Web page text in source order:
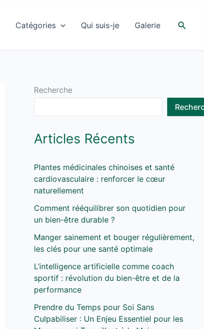
Catégories Qui suis-je Galerie
Recherche
Articles Récents
Plantes médicinales chinoises et santé
cardiovasculaire : renforcer le cœur
naturellement
Comment rééquilibrer son quotidien pour
un bien-être durable ?
Manger sainement et bouger régulièrement,
les clés pour une santé optimale
L’intelligence artificielle comme coach
sportif : révolution du bien-être et de la
performance
Prendre du Temps pour Soi Sans
Culpabiliser : Un Enjeu Essentiel pour les